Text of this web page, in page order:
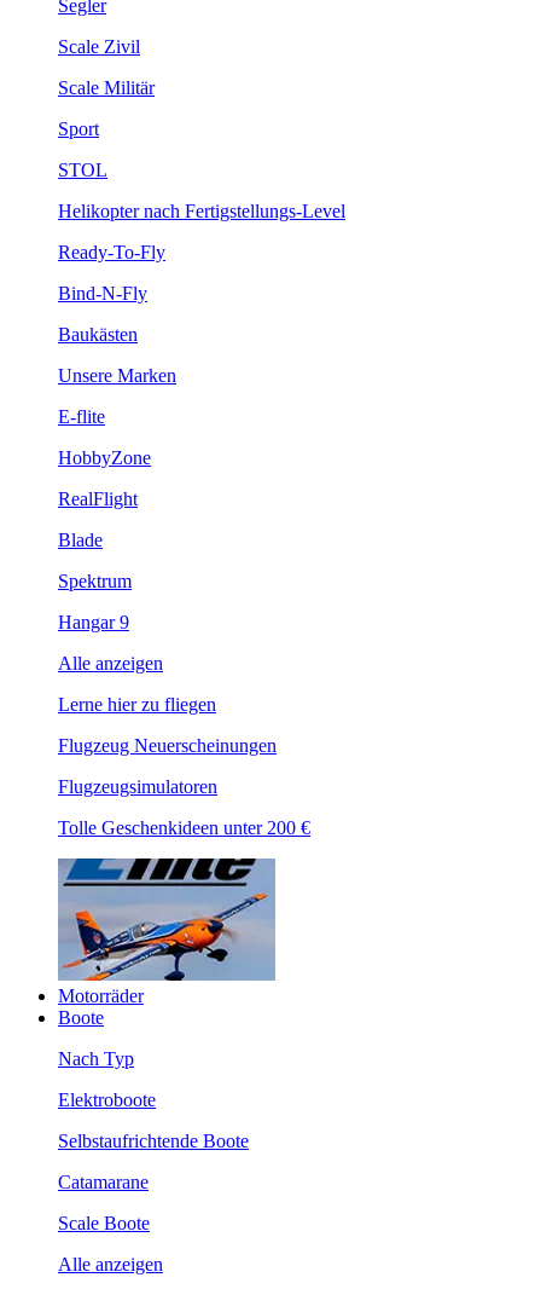
Segler
Scale Zivil
Scale Militär
Sport
STOL
Helikopter nach Fertigstellungs-Level
Ready-To-Fly
Bind-N-Fly
Baukästen
Unsere Marken
E-flite
HobbyZone
RealFlight
Blade
Spektrum
Hangar 9
Alle anzeigen
Lerne hier zu fliegen
Flugzeug Neuerscheinungen
Flugzeugsimulatoren
Tolle Geschenkideen unter 200 €
Motorräder
Boote
Nach Typ
Elektroboote
Selbstaufrichtende Boote
Catamarane
Scale Boote
Alle anzeigen